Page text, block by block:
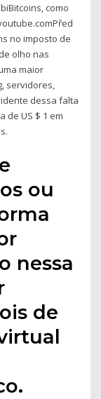
como
no imposto de
olho nas
maior
servidores,
dessa falta
de US $ 1 em
ou
nessa
de